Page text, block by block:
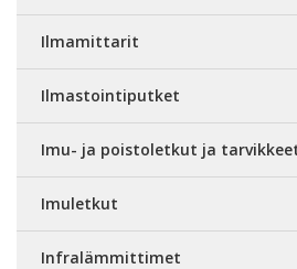
Ilmamittarit
Ilmastointiputket
Imu- ja poistoletkut ja
Imuletkut
Infralämmittimet